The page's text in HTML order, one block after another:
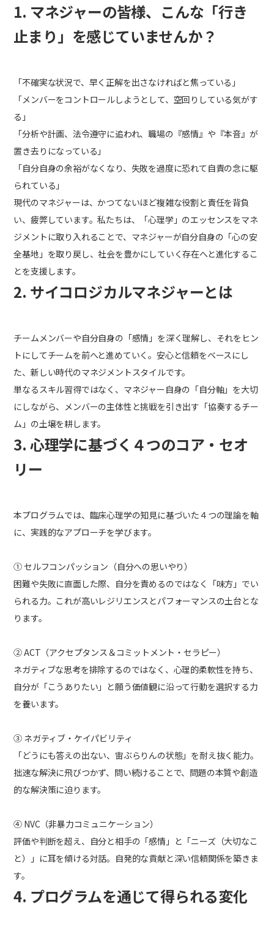
1. マネジャーの皆様、こんな「行き
止まり」を感じていませんか？
「不確実な状況で、早く正解を出さなければと焦っている」
「メンバーをコントロールしようとして、空回りしている気がす
る」
「分析や計画、法令遵守に追われ、職場の『感情』や『本音』が
置き去りになっている」
「自分自身の余裕がなくなり、失敗を過度に恐れて自責の念に駆
られている」
現代のマネジャーは、かつてないほど複雑な役割と責任を背負
い、疲弊しています。私たちは、「心理学」のエッセンスをマネ
ジメントに取り入れることで、マネジャーが自分自身の「心の安
全基地」を取り戻し、社会を豊かにしていく存在へと進化するこ
とを支援します。
2. サイコロジカルマネジャーとは
チームメンバーや自分自身の「感情」を深く理解し、それをヒン
トにしてチームを前へと進めていく。安心と信頼をベースにし
た、新しい時代のマネジメントスタイルです。
単なるスキル習得ではなく、マネジャー自身の「自分軸」を大切
にしながら、メンバーの主体性と挑戦を引き出す「協奏するチー
ム」の土壌を耕します。
3. 心理学に基づく４つのコア・セオ
リー
本プログラムでは、臨床心理学の知見に基づいた４つの理論を軸
に、実践的なアプローチを学びます。
① セルフコンパッション（自分への思いやり）
困難や失敗に直面した際、自分を責めるのではなく「味方」でい
られる力。これが高いレジリエンスとパフォーマンスの土台とな
ります。
② ACT（アクセプタンス＆コミットメント・セラピー）
ネガティブな思考を排除するのではなく、心理的柔軟性を持ち、
自分が「こうありたい」と願う価値観に沿って行動を選択する力
を養います。
③ ネガティブ・ケイパビリティ
「どうにも答えの出ない、宙ぶらりんの状態」を耐え抜く能力。
拙速な解決に飛びつかず、問い続けることで、問題の本質や創造
的な解決策に迫ります。
④ NVC（非暴力コミュニケーション）
評価や判断を超え、自分と相手の「感情」と「ニーズ（大切なこ
と）」に耳を傾ける対話。自発的な貢献と深い信頼関係を築きま
す。
4. プログラムを通じて得られる変化